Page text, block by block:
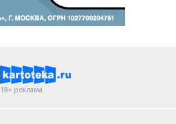
18+ реклама